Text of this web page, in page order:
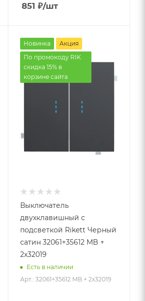
851 ₽/шт
Новинка
Акция
По промокоду RIK
скидка 15% в
корзине сайта
Выключатель
двухклавишный с
подсветкой Rikett Черный
сатин 32061+35612 MB +
2х32019
Есть в наличии
Арт.: 32061+35612 MB + 2х32019